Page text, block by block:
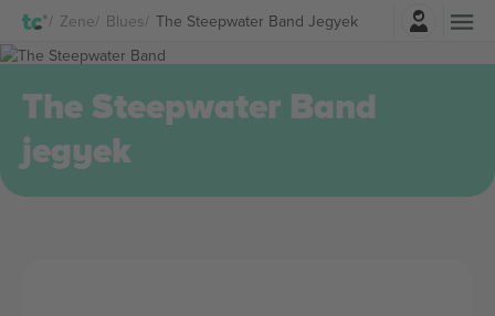
Zene Blues The Steepwater Band Jegyek
Belépés
The Steepwater Band
jegyek